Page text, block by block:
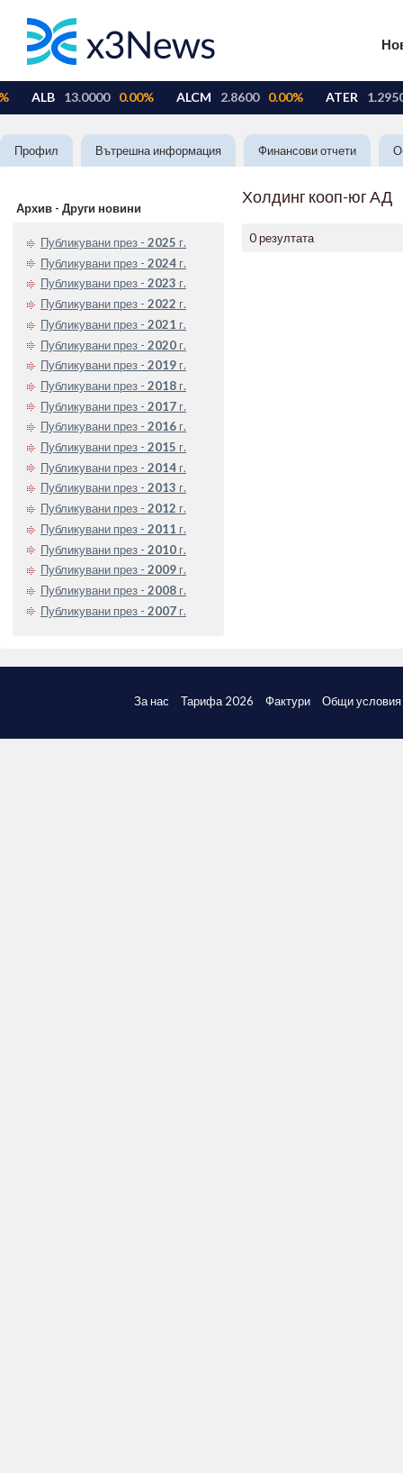
Профил Вътрешна информация Финансови отчети
Архив - Други новини
Публикувани през - 2025 г.
Публикувани през - 2024 г.
Публикувани през - 2023 г.
Публикувани през - 2022 г.
Публикувани през - 2021 г.
Публикувани през - 2020 г.
Публикувани през - 2019 г.
Публикувани през - 2018 г.
Публикувани през - 2017 г.
Публикувани през - 2016 г.
Публикувани през - 2015 г.
Публикувани през - 2014 г.
Публикувани през - 2013 г.
Публикувани през - 2012 г.
Публикувани през - 2011 г.
Публикувани през - 2010 г.
Публикувани през - 2009 г.
Публикувани през - 2008 г.
Публикувани през - 2007 г.
Холдинг кооп-юг АД
0 резултата
За нас Тарифа 2026 Фактури Общи условия